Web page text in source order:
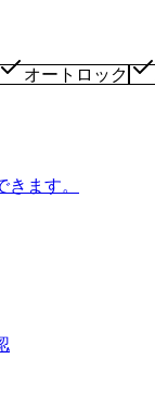
オートロック
ます。